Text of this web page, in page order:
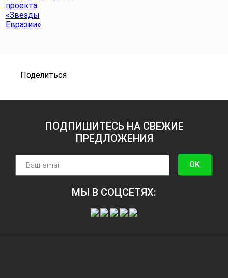
Поделиться
ПОДПИШИТЕСЬ НА СВЕЖИЕ
ПРЕДЛОЖЕНИЯ
OK
МЫ В СОЦСЕТЯХ: